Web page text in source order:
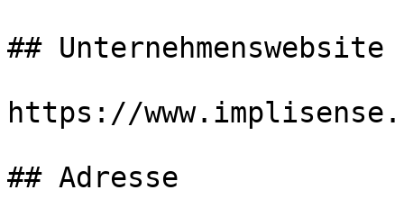
## Unternehmenswebsite
https://
## Adresse